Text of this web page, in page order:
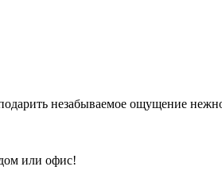
незабываемое ощущение
или офис!